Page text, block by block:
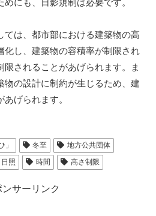
ては、都市部における建築物の高
化し、建築物の容積率が制限され
限されることがあげられます。ま
物の設計に制約が生じるため、建
げられます。
」 冬至
地方公共団体
日照 時間 高さ制限
ンサーリンク